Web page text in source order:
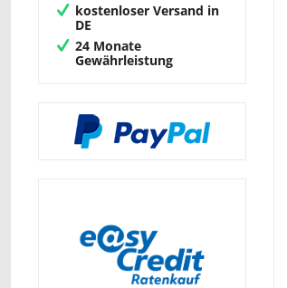
kostenloser Versand in
DE
24 Monate
Gewährleistung